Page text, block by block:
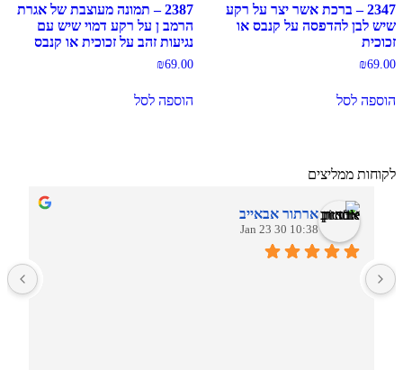
2347 – ברכת אשר יצר על רקע
שיש לבן להדפסה על קנבס או
זכוכית
₪69.00
הוספה לסל
2387 – תמונה מעוצבת של אגרת
הרמב ן על רקע דמוי שיש עם
נגיעות זהב על זכוכית או קנבס
₪69.00
הוספה לסל
לקוחות ממליצים
ארתור אבאייב
10:38 30 Jan 23